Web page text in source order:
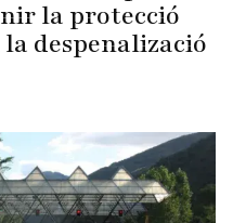
la protecció
despenalizació